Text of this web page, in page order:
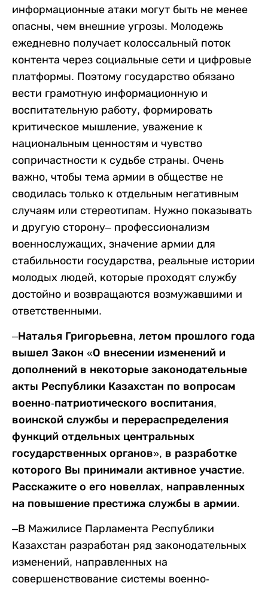
информационные атаки могут быть не менее
опасны, чем внешние угрозы. Молодежь
ежедневно получает колоссальный поток
контента через социальные сети и цифровые
платформы. Поэтому государство обязано
вести грамотную информационную и
воспитательную работу, формировать
критическое мышление, уважение к
национальным ценностям и чувство
сопричастности к судьбе страны. Очень
важно, чтобы тема армии в обществе не
сводилась только к отдельным негативным
случаям или стереотипам. Нужно показывать
и другую сторону– профессионализм
военнослужащих, значение армии для
стабильности государства, реальные истории
молодых людей, которые проходят службу
достойно и возвращаются возмужавшими и
ответственными.
–Наталья Григорьевна, летом прошлого года
вышел Закон «О внесении изменений и
дополнений в некоторые законодательные
акты Республики Казахстан по вопросам
военно-патриотического воспитания,
воинской службы и перераспределения
функций отдельных центральных
государственных органов», в разработке
которого Вы принимали активное участие.
Расскажите о его новеллах, направленных
на повышение престижа службы в армии.
–В Мажилисе Парламента Республики
Казахстан разработан ряд законодательных
изменений, направленных на
совершенствование системы военно-